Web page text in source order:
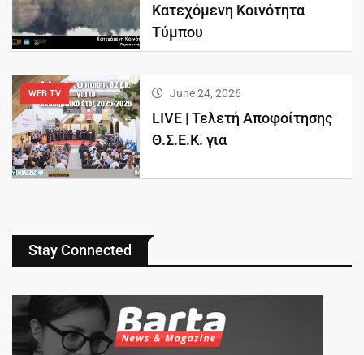
Κατεχόμενη Κοινότητα
Τύμπου
WEB TV June 24, 2026
LIVE | Τελετή Αποφοίτησης
Θ.Σ.Ε.Κ. για
Stay Connected